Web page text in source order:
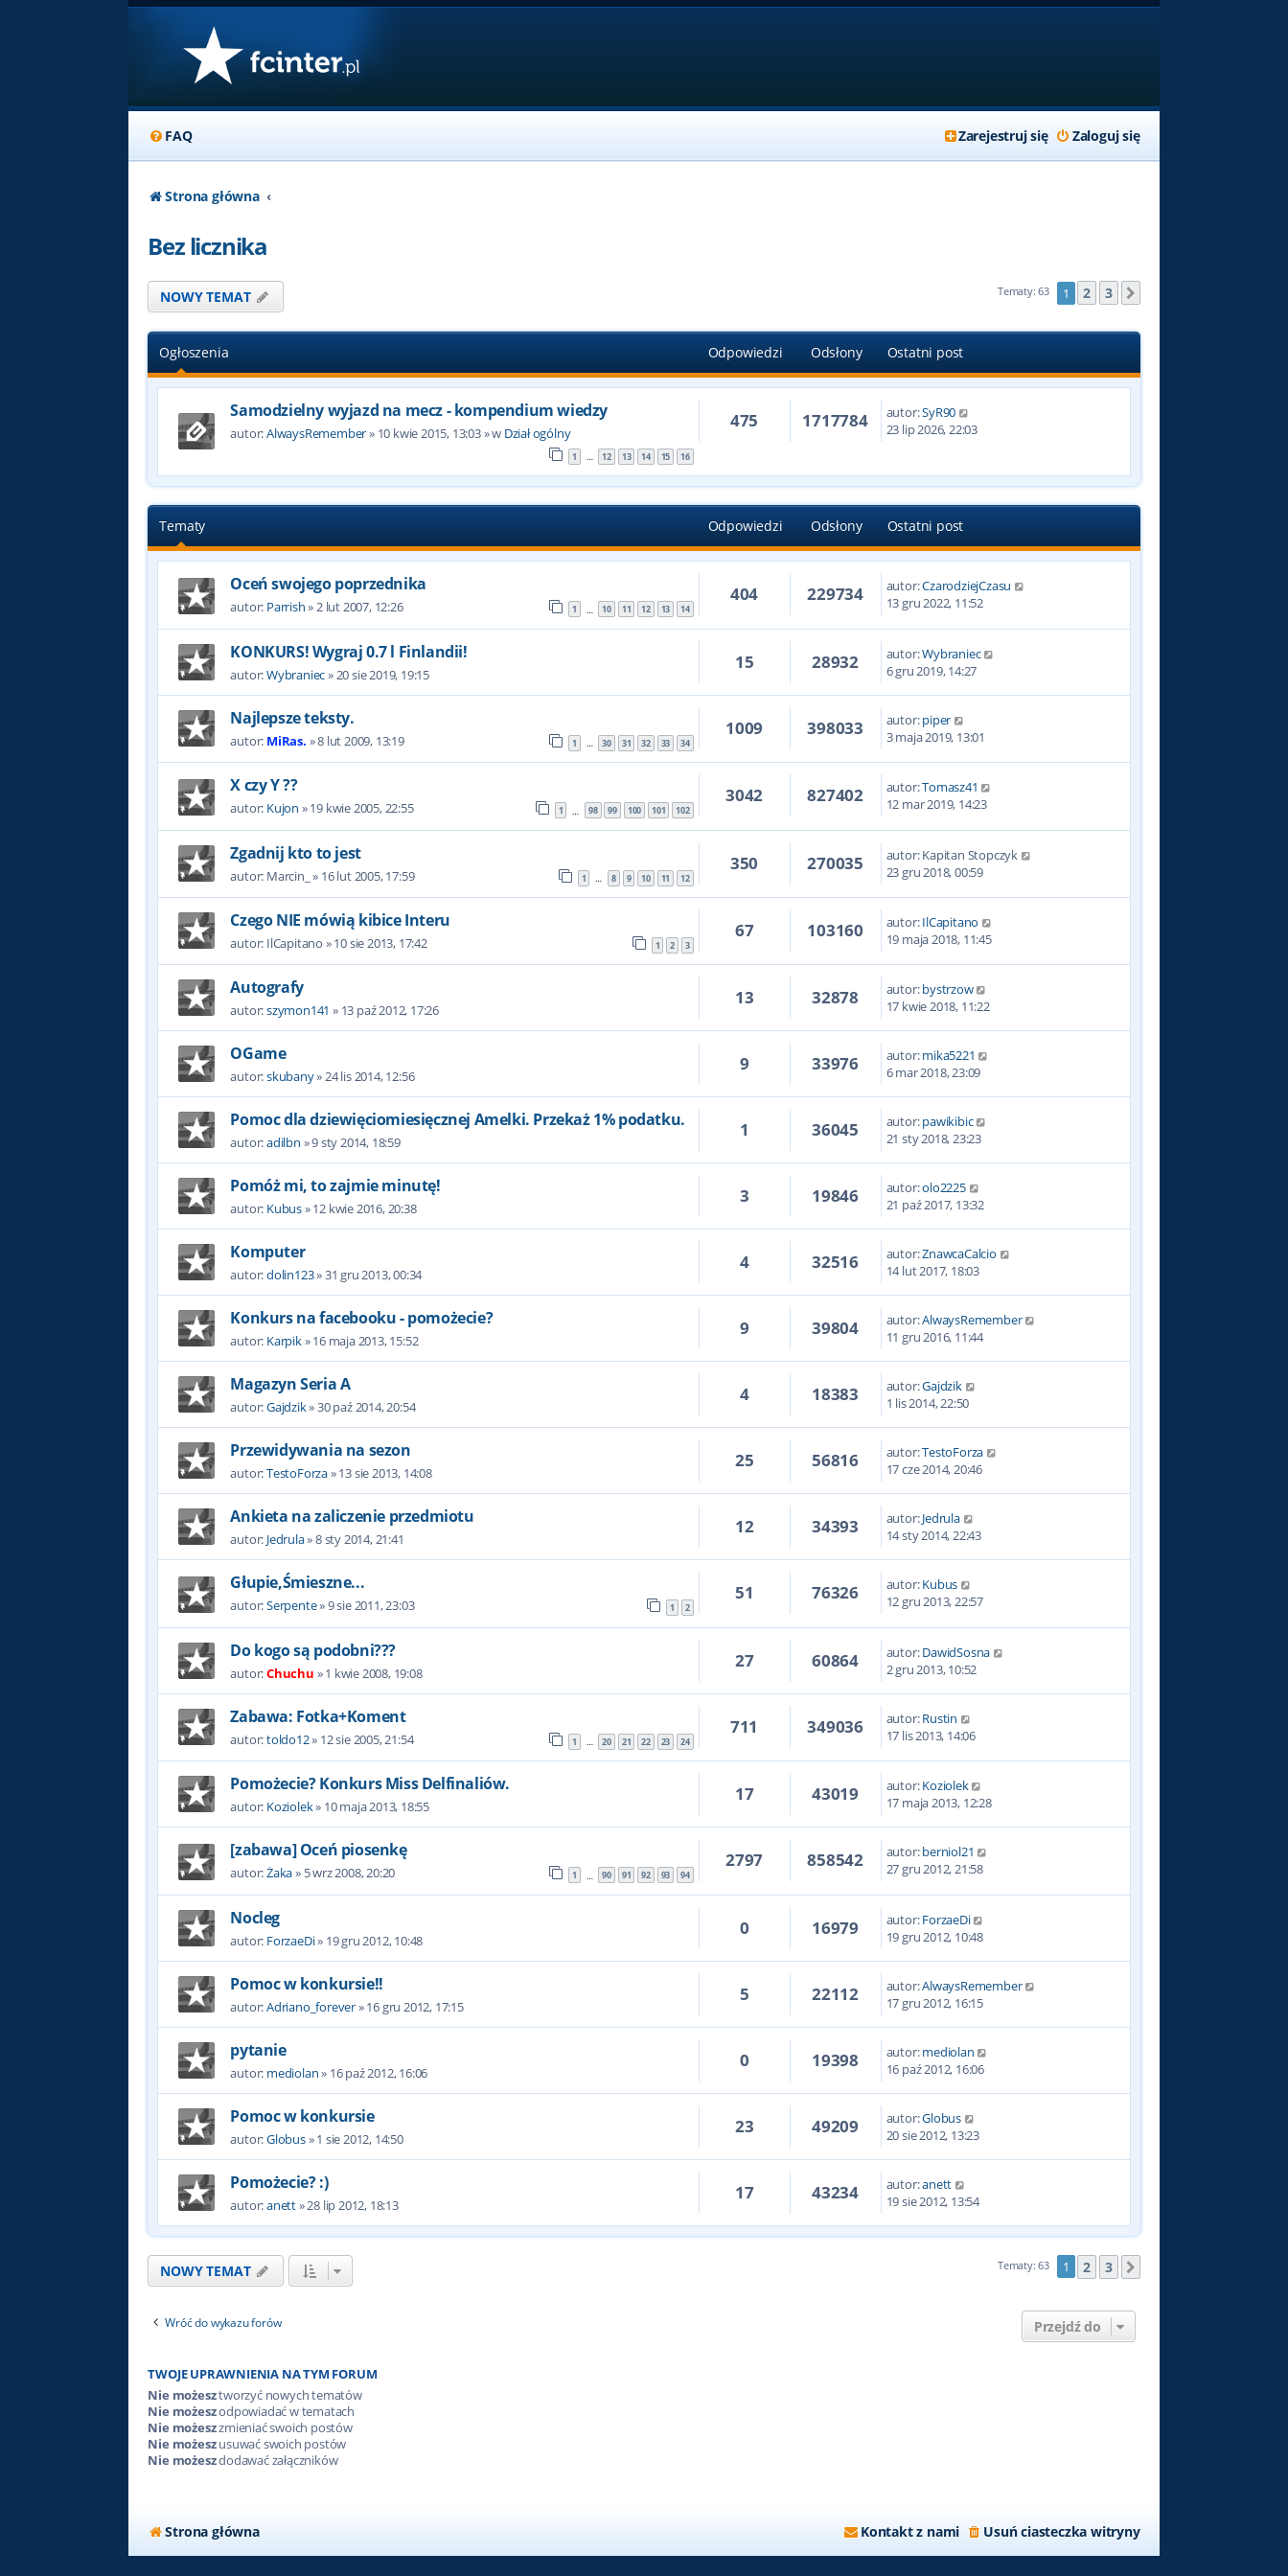
FAQ Zaloguj się
Zarejestruj się
Strona główna
Bez licznika
NOWY TEMAT Tematy: 63 1 2 3
Ogłoszenia Odpowiedzi Odsłony Ostatni post
Samodzielny wyjazd na mecz - kompendium wiedzy
autor:AlwaysRemember» 10 kwie 2015, 13:03» w Dział ogólny
1 … 12 13 14 15 16
475 1717784 autor:SyR90
23 lip 2026, 22:03
Tematy Odpowiedzi Odsłony Ostatni post
Oceń swojego poprzednika
autor: Parrish»2 lut 2007, 12:26 1 … 10 11 12 13 14
404 229734 autor:CzarodziejCzasu
13 gru 2022, 11:52
KONKURS! Wygraj 0.7 l Finlandii!
autor:Wybraniec»20 sie 2019, 19:15
15 28932 autor:Wybraniec
6 gru 2019, 14:27
Najlepsze teksty.
autor: MiRas. »8 lut 2009, 13:19 1 … 30 31 32 33 34
1009 398033 autor:piper
3 maja 2019, 13:01
X czy Y ??
autor: Kujon »19 kwie 2005, 22:55 1 … 98 99 100 101 102
3042 827402 autor:Tomasz41
12 mar 2019, 14:23
Zgadnij kto to jest
autor: Marcin_ » 16 lut 2005, 17:59 1 … 8 9 10 11 12
350 270035 autor:Kapitan Stopczyk
23 gru 2018, 00:59
Czego NIE mówią kibice Interu
autor: IlCapitano »10 sie 2013, 17:42 1 2 3
67 103160 autor:IlCapitano
19 maja 2018, 11:45
Autografy
autor:szymon141 » 13 paź 2012, 17:26
13 32878 autor:bystrzow
17 kwie 2018, 11:22
OGame
autor:skubany»24 lis 2014, 12:56
9 33976 autor:mika5221
6 mar 2018, 23:09
Pomoc dla dziewięciomiesięcznej Amelki. Przekaż 1% podatku.
autor:adilbn »9 sty 2014, 18:59
1 36045 autor:pawikibic
21 sty 2018, 23:23
Pomóż mi, to zajmie minutę!
autor: Kubus»12 kwie 2016, 20:38
3 19846 autor:olo2225
21 paź 2017, 13:32
Komputer
autor:dolin123»31 gru 2013, 00:34
4 32516 autor:ZnawcaCalcio
14 lut 2017, 18:03
Konkurs na facebooku - pomożecie?
autor: Karpik»16 maja 2013, 15:52
9 39804 autor:AlwaysRemember
11 gru 2016, 11:44
Magazyn Seria A
autor:Gajdzik»30 paź 2014, 20:54
4 18383 autor:Gajdzik
1 lis 2014, 22:50
Przewidywania na sezon
autor:TestoForza»13 sie 2013, 14:08
25 56816 autor:TestoForza
17 cze 2014, 20:46
Ankieta na zaliczenie przedmiotu
autor: Jedrula»8 sty 2014, 21:41
12 34393 autor:Jedrula
14 sty 2014, 22:43
Głupie,Śmieszne...
autor:Serpente»9 sie 2011, 23:03 1 2
51 76326 autor:Kubus
12 gru 2013, 22:57
Do kogo są podobni???
autor:Chuchu »1 kwie 2008, 19:08
27 60864 autor:DawidSosna
2 gru 2013, 10:52
Zabawa: Fotka+Koment
autor:toldo12» 12 sie 2005, 21:54 1 … 20 21 22 23 24
711 349036 autor:Rustin
17 lis 2013, 14:06
Pomożecie? Konkurs Miss Delfinaliów.
autor: Koziolek» 10 maja 2013, 18:55
17 43019 autor:Koziolek
17 maja 2013, 12:28
[zabawa] Oceń piosenkę
autor:Żaka» 5 wrz 2008, 20:20 1 … 90 91 92 93 94
2797 858542 autor:berniol21
27 gru 2012, 21:58
Nocleg
autor: ForzaeDi» 19 gru 2012, 10:48
0 16979 autor:ForzaeDi
19 gru 2012, 10:48
Pomoc w konkursie!!
autor:Adriano_forever»16 gru 2012, 17:15
5 22112 autor:AlwaysRemember
17 gru 2012, 16:15
pytanie
autor: mediolan» 16 paź 2012, 16:06
0 19398 autor:mediolan
16 paź 2012, 16:06
Pomoc w konkursie
autor:Globus»1 sie 2012, 14:50
23 49209 autor:Globus
20 sie 2012, 13:23
Pomożecie? :)
autor:anett»28 lip 2012, 18:13
17 43234 autor:anett
19 sie 2012, 13:54
NOWY TEMAT Tematy: 63 1 2 3
Wróć do wykazu forów Przejdź do
TWOJE UPRAWNIENIA NA TYM FORUM
Nie możesztworzyć nowych tematów
Nie możeszodpowiadać w tematach
Nie możeszzmieniać swoich postów
Nie możeszusuwać swoich postów
Nie możeszdodawać załączników
Strona główna Usuń ciasteczka witryny
Kontakt z nami